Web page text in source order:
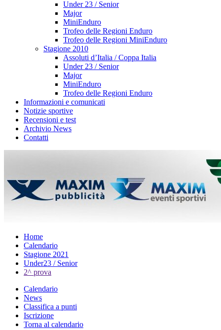
Under 23 / Senior
Major
MiniEnduro
Trofeo delle Regioni Enduro
Trofeo delle Regioni MiniEnduro
Stagione 2010
Assoluti d’Italia / Coppa Italia
Under 23 / Senior
Major
MiniEnduro
Trofeo delle Regioni Enduro
Informazioni e comunicati
Notizie sportive
Recensioni e test
Archivio News
Contatti
Home
Calendario
Stagione 2021
Under23 / Senior
2^ prova
Calendario
News
Classifica a punti
Iscrizione
Torna al calendario